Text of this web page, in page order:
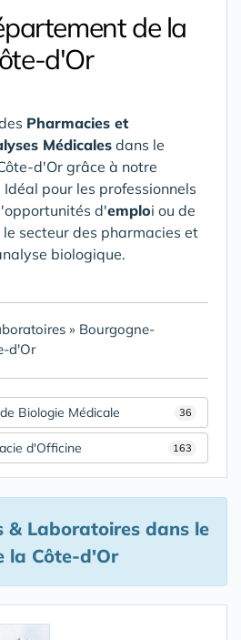
de la
d'Or
Pharmacies et
Médicales dans le
d'Orgrâce à notre
pour les professionnels
d'emploi ou de
secteur des pharmacies et
biologique.
» Bourgogne-
d'Or
36
Biologie Médicale
163
d'Officine
& Laboratoires dans le
la Côte-d'Or